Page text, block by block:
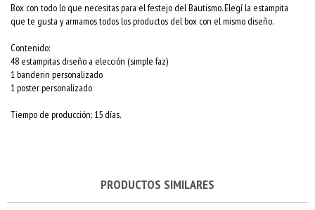
Box con todo lo que necesitas para el festejo del Bautismo. Elegí la estampita
que te gusta y armamos todos los productos del box con el mismo diseño.
Contenido:
48 estampitas diseño a elección (simple faz)
1 banderin personalizado
1 poster personalizado
Tiempo de producción: 15 días.
PRODUCTOS SIMILARES